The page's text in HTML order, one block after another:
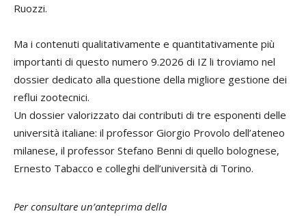
Ruozzi.
Ma i contenuti qualitativamente e quantitativamente più
importanti di questo numero 9.2026 di IZ li troviamo nel
dossier dedicato alla questione della migliore gestione dei
reflui zootecnici.
Un dossier valorizzato dai contributi di tre esponenti delle
università italia­ne: il professor Giorgio Provolo dell’ate­neo
milanese, il professor Stefano Benni di quello bolognese,
Ernesto Tabacco e colleghi dell’università di Torino.
Per consultare un’anteprima della